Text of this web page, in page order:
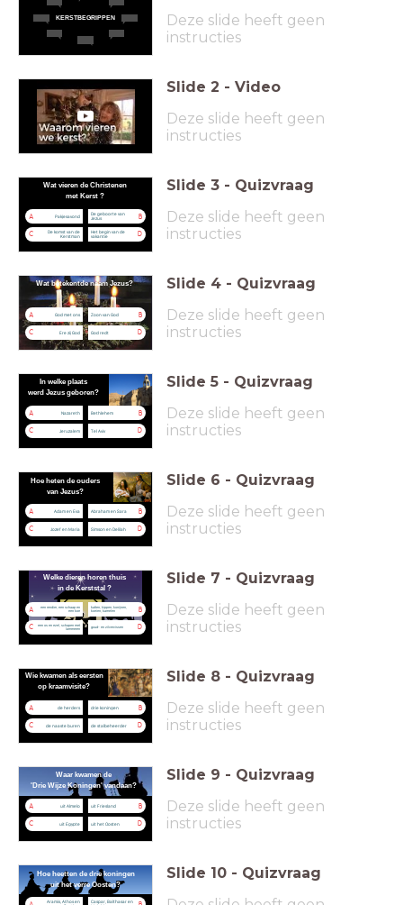
KERSTBEGRIPPEN
Deze slide heeft geen
instructies
Slide 2 - Video
Deze slide heeft geen
instructies
Wat vieren de Christenen
met Kerst ?
A Pakjesavond B
De geboorte van
Jezus
C
De komst van de
Kerstman
D
Het begin van de
vakantie
Slide 3 - Quizvraag
Deze slide heeft geen
instructies
Wat betekentde naam Jezus?
A God met ons B
Zoon van God
C Ere zij God D
God redt
Slide 4 - Quizvraag
Deze slide heeft geen
instructies
In welke plaats
werd Jezus geboren?
A Nazareth B
Bethlehem
C Jeruzalem D
Tel Aviv
Slide 5 - Quizvraag
Deze slide heeft geen
instructies
Hoe heten de ouders
van Jezus?
A Adam en Eva B
Abraham en Sara
C Jozef en Maria D
Simson en Delilah
Slide 6 - Quizvraag
Deze slide heeft geen
instructies
Welke dieren horen thuis
in de Kerststal ?
A
een rendier, een schaap en
een koe
B
katten, kippen, konijnen,
koeien, kamelen
C
een os en ezel, schapen met
lammeren
D
goud- en zilvervissen
Slide 7 - Quizvraag
Deze slide heeft geen
instructies
Wie kwamen als eersten
op kraamvisite?
A de herders B
drie koningen
C de naaste buren D
de stalbeheerder
Slide 8 - Quizvraag
Deze slide heeft geen
instructies
Waar kwamen de
'Drie Wijze Koningen' vandaan?
A uit Almelo B
uit Friesland
C uit Egypte D
uit het Oosten
Slide 9 - Quizvraag
Deze slide heeft geen
instructies
Hoe heetten de drie koningen
uit het verre Oosten?
Aramis, Athos en
Caspar, Balthasar en
Slide 10 - Quizvraag